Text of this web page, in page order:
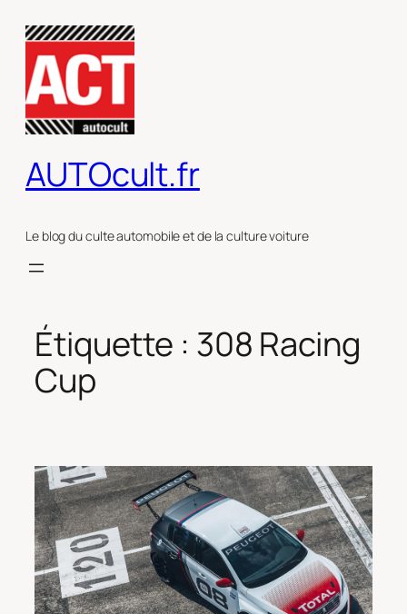
contenu
AUTOcult.fr
Le blog du culte automobile et de la culture voiture
Étiquette : 308 Racing
Cup